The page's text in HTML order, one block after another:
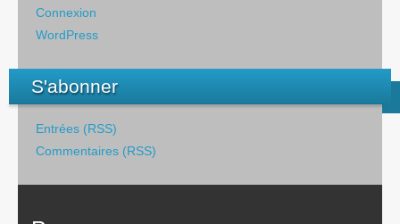
Connexion
WordPress
S'abonner
Entrées (RSS)
Commentaires (RSS)